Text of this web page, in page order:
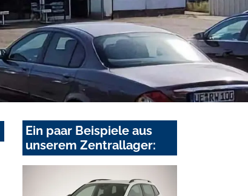
Ein paar Beispiele aus
unserem Zentrallager: